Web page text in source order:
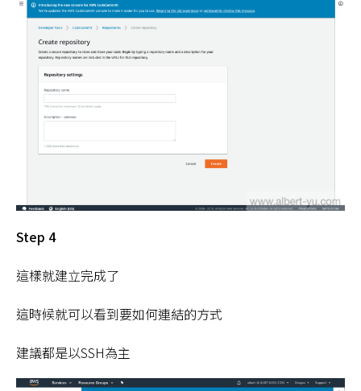
Step 4
這樣就建立完成了
這時候就可以看到要如何連結的方式
建議都是以SSH為主